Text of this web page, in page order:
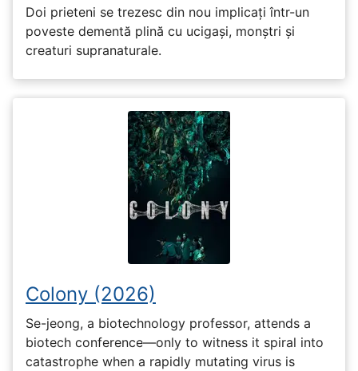
Doi prieteni se trezesc din nou implicați într-un
poveste dementă plină cu ucigași, monștri și
creaturi supranaturale.
Colony (2026)
Se-jeong, a biotechnology professor, attends a
biotech conference—only to witness it spiral into
catastrophe when a rapidly mutating virus is